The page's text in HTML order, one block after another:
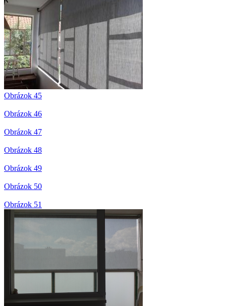
Obrázok 45
Obrázok 46
Obrázok 47
Obrázok 48
Obrázok 49
Obrázok 50
Obrázok 51